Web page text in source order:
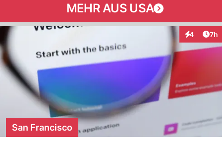
MEHR AUS USA
4 7h
San Francisco